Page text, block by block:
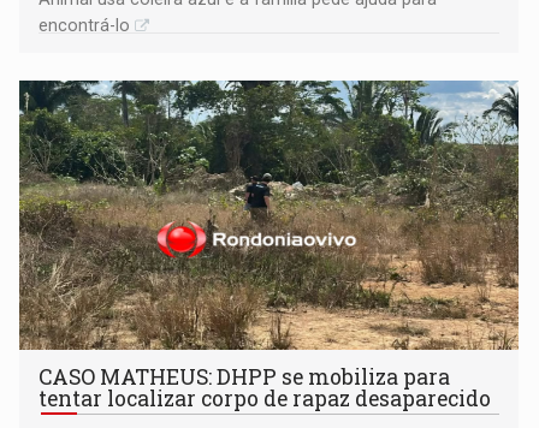
encontrá-lo
CASO MATHEUS: DHPP se mobiliza para
tentar localizar corpo de rapaz desaparecido